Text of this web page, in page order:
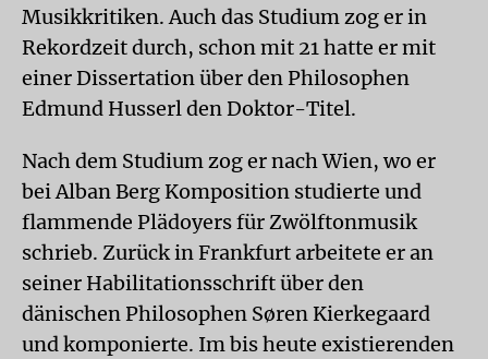
Musikkritiken. Auch das Studium zog er in
Rekordzeit durch, schon mit 21 hatte er mit
einer Dissertation über den Philosophen
Edmund Husserl den Doktor-Titel.
Nach dem Studium zog er nach Wien, wo er
bei Alban Berg Komposition studierte und
flammende Plädoyers für Zwölftonmusik
schrieb. Zurück in Frankfurt arbeitete er an
seiner Habilitationsschrift über den
dänischen Philosophen Søren Kierkegaard
und komponierte. Im bis heute existierenden